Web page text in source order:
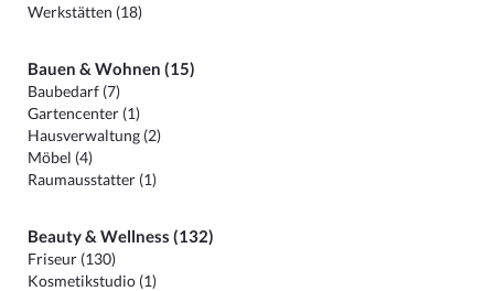
Werkstätten (18)
Bauen & Wohnen (15)
Baubedarf (7)
Gartencenter (1)
Hausverwaltung (2)
Möbel (4)
Raumausstatter (1)
Beauty & Wellness (132)
Friseur (130)
Kosmetikstudio (1)